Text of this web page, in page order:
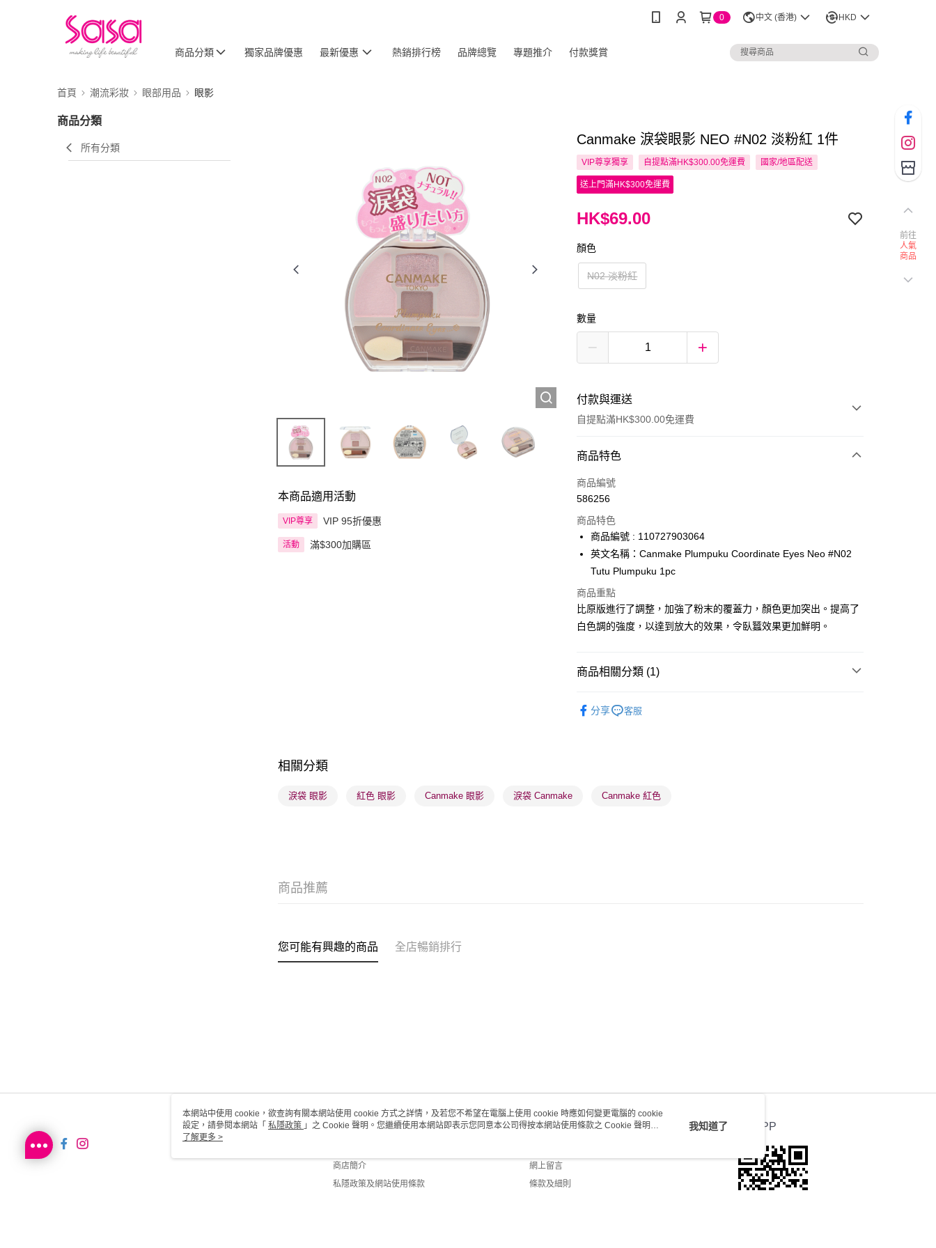
0 中文 (香港) HKD
商品分類 獨家品牌優惠 最新優惠 熱銷排行榜 品牌總覽 專題推介 付款獎賞
首頁 潮流彩妝 眼部用品 眼影
商品分類
所有分類
本商品適用活動
VIP尊享 VIP 95折優惠
活動 滿$300加購區
Canmake 淚袋眼影 NEO #N02 淡粉紅 1件
VIP尊享獨享 自提點滿HK$300.00免運費 國家/地區配送
送上門滿HK$300免運費
HK$69.00
顏色
N02 淡粉紅
數量
付款與運送
自提點滿HK$300.00免運費
付款方式
信用卡
AlipayHK
PayMe
BoC Pay
順豐自助櫃 - 確認發貨後1-3個工作天送達
商品特色
商品編號
586256
商品特色
商品編號 : 110727903064
英文名稱：Canmake Plumpuku Coordinate Eyes Neo #N02
Tutu Plumpuku 1pc
商品重點
比原版進行了調整，加強了粉末的覆蓋力，顏色更加突出。提高了
白色調的強度，以達到放大的效果，令臥蠶效果更加鮮明。
商品相關分類 (1)
分享
客服
相關分類
淚袋 眼影 紅色 眼影 Canmake 眼影 淚袋 Canmake Canmake 紅色
商品推薦
您可能有興趣的商品 全店暢銷排行
關於我們
商店簡介
私隱政策及網站使用條款
客戶服務
網上留言
條款及細則
官方APP
前往
人氣
商品
本網站中使用 cookie，欲查詢有關本網站使用 cookie 方式之詳情，及若您不希望在電腦上使用 cookie 時應如何變更電腦的 cookie
設定，請參閱本網站「 私隱政策 」之 Cookie 聲明。您繼續使用本網站即表示您同意本公司得按本網站使用條款之 Cookie 聲明使
用 cookie。
了解更多 >
我知道了